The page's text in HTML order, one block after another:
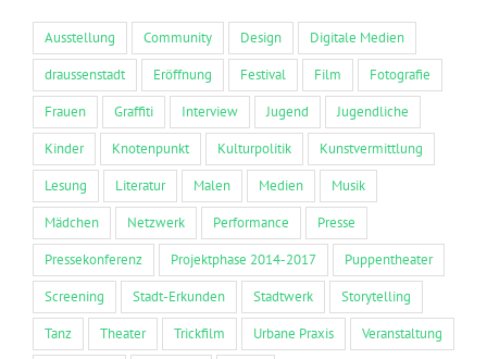
Ausstellung Community Design
Digitale Medien
draussenstadt
Eröffnung Festival Film
Fotografie
Frauen
Graffiti Interview Jugend
Jugendliche
Kinder
Knotenpunkt Kulturpolitik
Kunstvermittlung
Lesung
Literatur Malen Medien
Musik
Mädchen
Netzwerk Performance
Presse
Pressekonferenz
Projektphase 2014-2017
Puppentheater
Screening
Stadt-Erkunden Stadtwerk
Storytelling
Tanz
Theater Trickfilm Urbane Praxis
Veranstaltung